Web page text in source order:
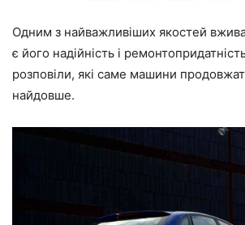
Одним з найважливіших якостей
є його надійність і
розповіли, які саме машини
найдовше.